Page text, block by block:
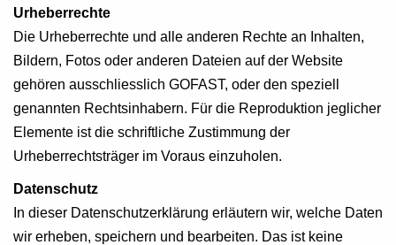
Urheberrechte
Die Urheberrechte und alle anderen Rechte an Inhalten,
Bildern, Fotos oder anderen Dateien auf der Website
gehören ausschliesslich GOFAST, oder den speziell
genannten Rechtsinhabern. Für die Reproduktion jeglicher
Elemente ist die schriftliche Zustimmung der
Urheberrechtsträger im Voraus einzuholen.
Datenschutz
In dieser Datenschutzerklärung erläutern wir, welche Daten
wir erheben, speichern und bearbeiten. Das ist keine